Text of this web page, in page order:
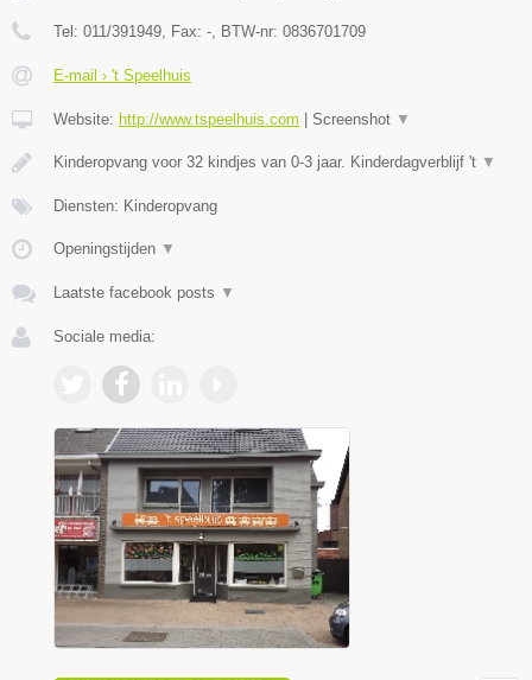
Tel: 011/391949 , Fax: - , BTW-nr: 0836701709
E-mail › 't Speelhuis
Website: http://www.tspeelhuis.com Screenshot ▼
Kinderopvang voor 32 kindjes van 0-3 jaar. Kinderdagverblijf 't ▼
Diensten: Kinderopvang
Openingstijden ▼
Laatste facebook posts ▼
Sociale media: